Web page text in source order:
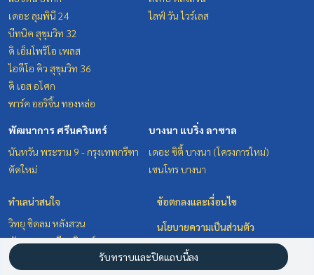
เดอะ ลุมพินี 24
บีทนิค สุขุมวิท 32
ดิ เอ็มโพริโอ เพลส
ไอดีโอ คิว สุขุมวิท 36
ดิ เอส อโศก
พาร์ค ออริจิ้น ทองหล่อ
ไลฟ์ วัน ไวร์เลส
พัฒนาการ ศรีนครินทร์
นันทวัน พระราม 9 - กรุงเทพกรีฑา
ตัดใหม่
บางนา แบริ่ง ลาซาล
เดอะ ซิตี้ บางนา (โครงการใหม่)
เซนโทร บางนา
ทำเลน่าสนใจ
วิทยุ ชิดลม หลังสวน
พัฒนาการ ศรีนครินทร์
สุขุมวิท อโศก ทองหล่อ
ข้อตกลงและเงื่อนไข
นโยบายความเป็นส่วนตัว
เกี่ยวกับเรา
รับทราบและปิดแถบนี้ลง